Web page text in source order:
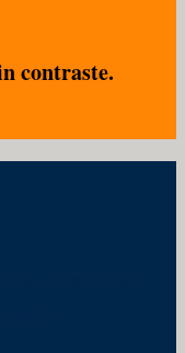
contraste.